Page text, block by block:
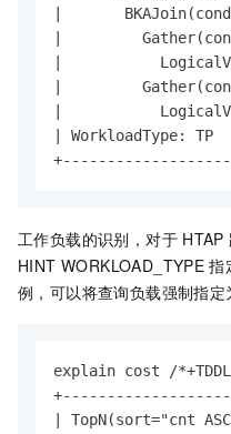
|
|
|
|
|
|
工作负载的识别，对于 HTAP
HINT WORKLOAD_TYPE 指
例，可以将查询负载强制指定
explain cost /
|